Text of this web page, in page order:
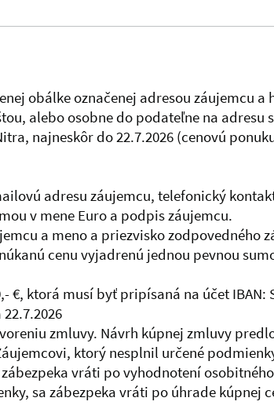
obálke označenej adresou záujemcu
alebo osobne do podateľne na
najneskôr do 22.7.2026 (cenovú
adresu záujemcu, telefonický
v mene Euro a podpis záujemcu.
a meno a priezvisko zodpovedného
cenu vyjadrenú jednou pevnou
ktorá musí byť pripísaná na účet IBAN:
zmluvy. Návrh kúpnej zmluvy
ktorý nesplnil určené
vráti po vyhodnotení
sa zábezpeka vráti po úhrade kúpnej